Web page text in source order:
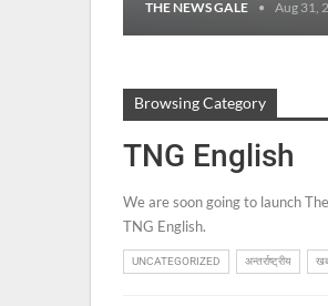
THE NEWS GALE Aug 31,
Browsing Category
TNG English
We are soon going to launch
TNG English.
UNCATEGORIZED अन्तर्राष्ट्रीय